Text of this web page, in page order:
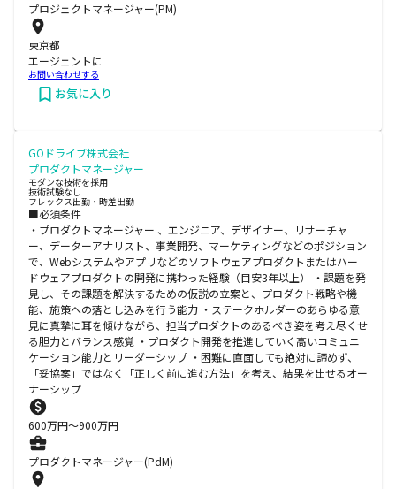
プロジェクトマネージャー(PM)
東京都
エージェントに
お問い合わせする
お気に入り
GOドライブ株式会社
プロダクトマネージャー
モダンな技術を採用
技術試験なし
フレックス出勤・時差出勤
■必須条件
・プロダクトマネージャー 、エンジニア、デザイナー、リサーチャ
ー、データーアナリスト、事業開発、マーケティングなどのポジション
で、Webシステムやアプリなどのソフトウェアプロダクトまたはハー
ドウェアプロダクトの開発に携わった経験（目安3年以上） ・課題を発
見し、その課題を解決するための仮説の立案と、プロダクト戦略や機
能、施策への落とし込みを行う能力 ・ステークホルダーのあらゆる意
見に真摯に耳を傾けながら、担当プロダクトのあるべき姿を考え尽くせ
る胆力とバランス感覚 ・プロダクト開発を推進していく高いコミュニ
ケーション能力とリーダーシップ ・困難に直面しても絶対に諦めず、
「妥協案」ではなく「正しく前に進む方法」を考え、結果を出せるオー
ナーシップ
600万円〜900万円
プロダクトマネージャー(PdM)